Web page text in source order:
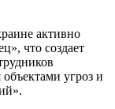
активно
что создает
объектами угроз и